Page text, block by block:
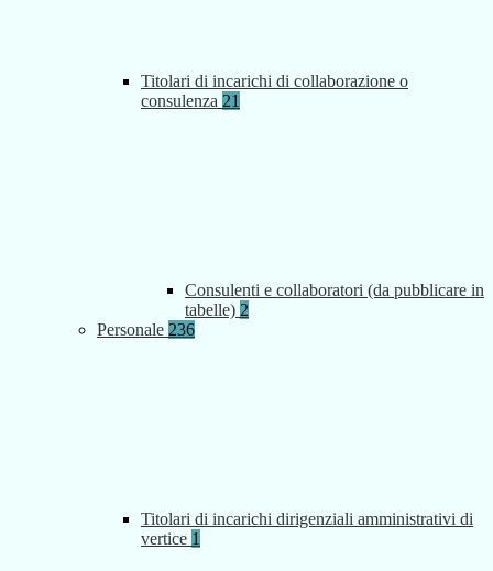
Titolari di incarichi di collaborazione o
consulenza 21
Consulenti e collaboratori (da pubblicare in
tabelle) 2
Personale 236
Titolari di incarichi dirigenziali amministrativi di
vertice 1